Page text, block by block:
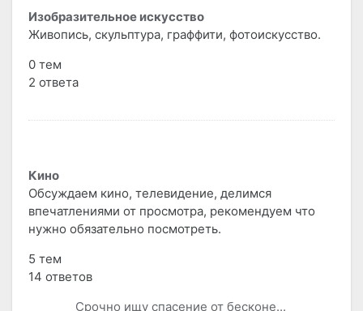
Изобразительное искусство
Живопись, скульптура, граффити, фотоискусство.
0 тем
2 ответа
Кино
Обсуждаем кино, телевидение, делимся
впечатлениями от просмотра, рекомендуем что
нужно обязательно посмотреть.
5 тем
14 ответов
Срочно ищу спасение от бесконе...